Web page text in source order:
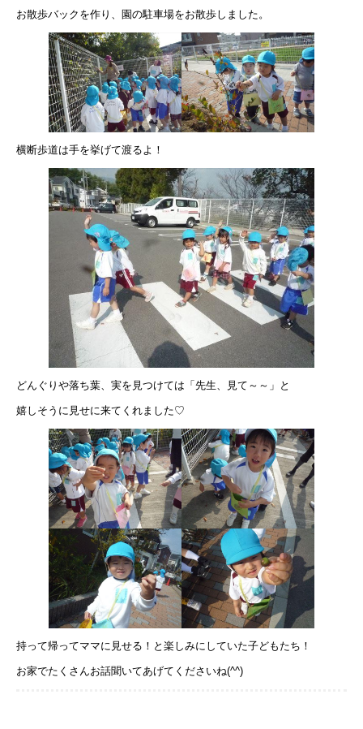
お散歩バックを作り、園の駐車場をお散歩しました。
横断歩道は手を挙げて渡るよ！
どんぐりや落ち葉、実を見つけては「先生、見て～～」と
嬉しそうに見せに来てくれました♡
持って帰ってママに見せる！と楽しみにしていた子どもたち！
お家でたくさんお話聞いてあげてくださいね(^^)